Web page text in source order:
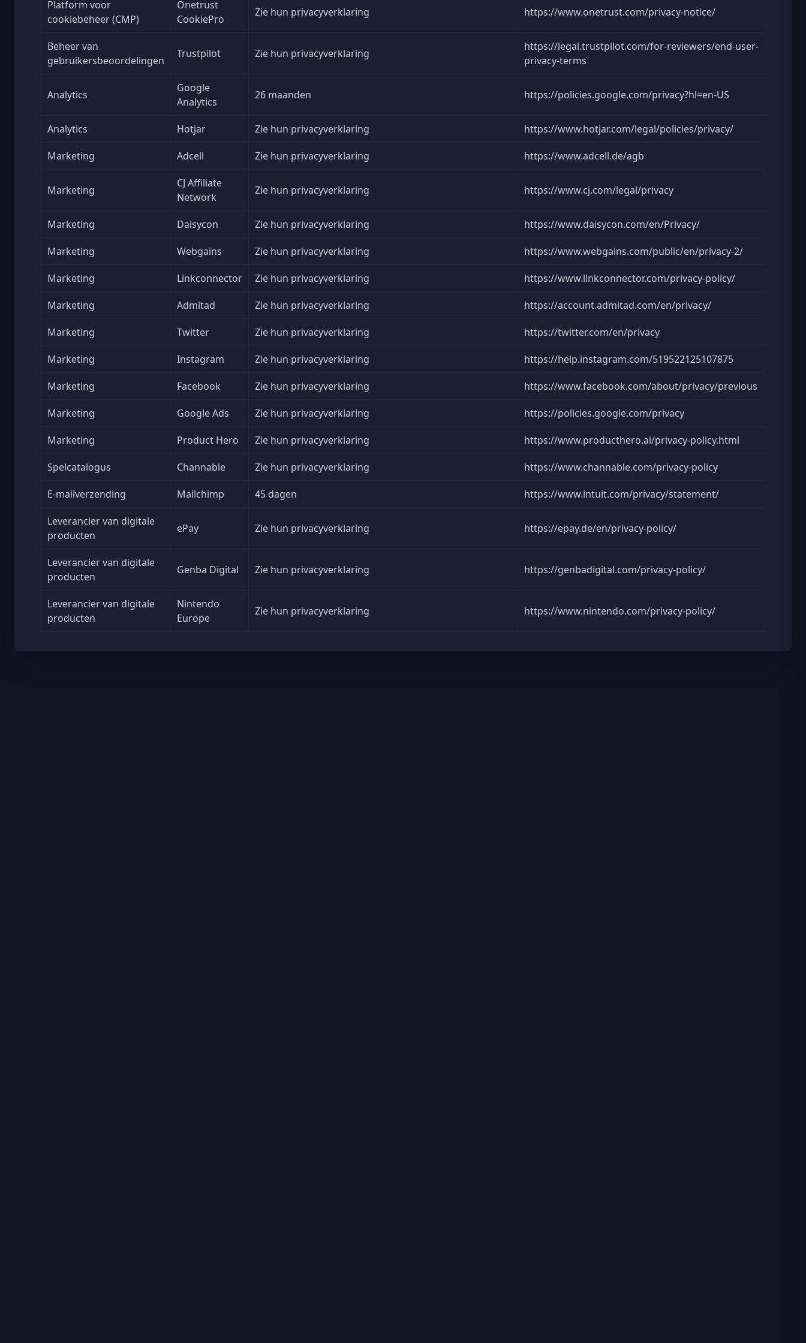
Platform voor
cookiebeheer (CMP)
Onetrust
CookiePro
Zie hun privacyverklaring https://www.onetrust.com/privacy-notice/
Beheer van
gebruikersbeoordelingen
Trustpilot Zie hun privacyverklaring
https://legal.trustpilot.com/for-reviewers/end-user-
privacy-terms
Analytics
Google
Analytics
26 maanden https://policies.google.com/privacy?hl=en-US
Analytics Hotjar Zie hun privacyverklaring https://www.hotjar.com/legal/policies/privacy/
Marketing Adcell Zie hun privacyverklaring https://www.adcell.de/agb
Marketing
CJ Affiliate
Network
Zie hun privacyverklaring https://www.cj.com/legal/privacy
Marketing Daisycon Zie hun privacyverklaring https://www.daisycon.com/en/Privacy/
Marketing Webgains Zie hun privacyverklaring https://www.webgains.com/public/en/privacy-2/
Marketing Linkconnector Zie hun privacyverklaring https://www.linkconnector.com/privacy-policy/
Marketing Admitad Zie hun privacyverklaring https://account.admitad.com/en/privacy/
Marketing Twitter Zie hun privacyverklaring https://twitter.com/en/privacy
Marketing Instagram Zie hun privacyverklaring https://help.instagram.com/519522125107875
Marketing Facebook Zie hun privacyverklaring https://www.facebook.com/about/privacy/previous
Marketing Google Ads Zie hun privacyverklaring https://policies.google.com/privacy
Marketing Product Hero Zie hun privacyverklaring https://www.producthero.ai/privacy-policy.html
Spelcatalogus Channable Zie hun privacyverklaring https://www.channable.com/privacy-policy
E-mailverzending Mailchimp 45 dagen https://www.intuit.com/privacy/statement/
Leverancier van digitale
producten
ePay Zie hun privacyverklaring https://epay.de/en/privacy-policy/
Leverancier van digitale
producten
Genba Digital Zie hun privacyverklaring https://genbadigital.com/privacy-policy/
Leverancier van digitale
producten
Nintendo
Europe
Zie hun privacyverklaring https://www.nintendo.com/privacy-policy/